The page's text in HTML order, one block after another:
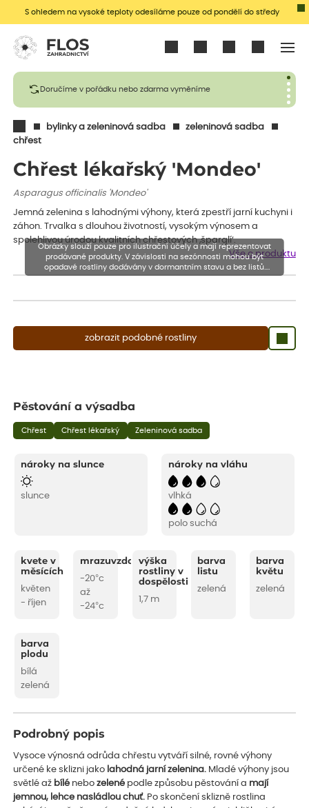
S ohledem na vysoké teploty odesíláme pouze od pondělí do středy
Doručíme v pořádku nebo zdarma vyměníme
bylinky a zeleninová sadba
zeleninová sadba
chřest
Chřest lékařský 'Mondeo'
Asparagus officinalis 'Mondeo'
Jemná zelenina s lahodnými výhony, která zpestří jarní kuchyni i
záhon. Trvalka s dlouhou životností, vysokým výnosem a
spolehlivou úrodou kvalitních chřestových ‚šparglí‘.
Vše o produktu
zobrazit podobné rostliny
Obrázky slouží pouze pro ilustrační účely a mají reprezentovat
prodávané produkty. V závislosti na sezónnosti mohou být
opadavé rostliny dodávány v dormantním stavu a bez listů.
Rostliny mohou být také sestřiženy níže, než je uvedená výška,
Pěstování a výsadba
Chřest Chřest lékařský Zeleninová sadba
nároky na slunce
slunce
nároky na vláhu
vlhká
polo suchá
kvete v
měsících
květen
- říjen
mrazuvzdornost
-20°c
až
-24°c
výška
rostliny v
dospělosti
1,7 m
barva
listu
zelená
barva
květu
zelená
barva
plodu
bílá
zelená
Podrobný popis
Vysoce výnosná odrůda chřestu vytváří silné, rovné výhony
určené ke sklizni jako lahodná jarní zelenina. Mladé výhony jsou
světlé až bílé nebozelené podle způsobu pěstování a mají
jemnou, lehce nasládlou chuť. Po skončení sklizně rostlina